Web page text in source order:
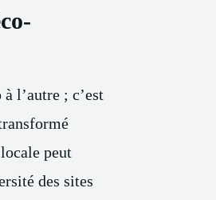
l’autre ; c’est
peut
des sites